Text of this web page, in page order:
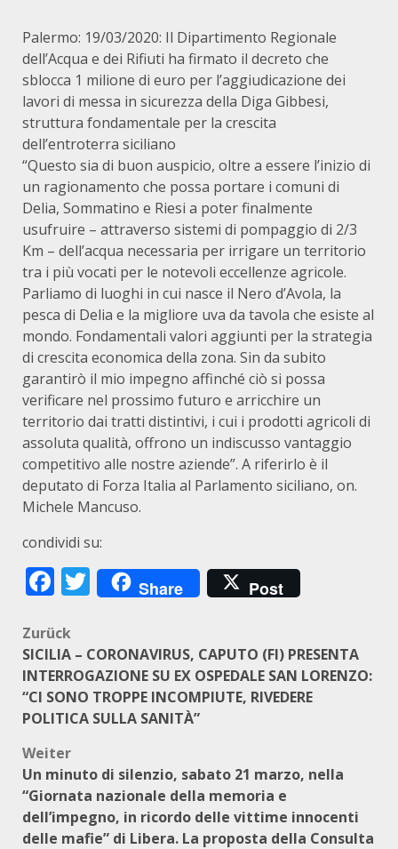
Palermo: 19/03/2020: Il Dipartimento Regionale
dell’Acqua e dei Rifiuti ha firmato il decreto che
sblocca 1 milione di euro per l’aggiudicazione dei
lavori di messa in sicurezza della Diga Gibbesi,
struttura fondamentale per la crescita
dell’entroterra siciliano
“Questo sia di buon auspicio, oltre a essere l’inizio di
un ragionamento che possa portare i comuni di
Delia, Sommatino e Riesi a poter finalmente
usufruire – attraverso sistemi di pompaggio di 2/3
Km – dell’acqua necessaria per irrigare un territorio
tra i più vocati per le notevoli eccellenze agricole.
Parliamo di luoghi in cui nasce il Nero d’Avola, la
pesca di Delia e la migliore uva da tavola che esiste al
mondo. Fondamentali valori aggiunti per la strategia
di crescita economica della zona. Sin da subito
garantirò il mio impegno affinché ciò si possa
verificare nel prossimo futuro e arricchire un
territorio dai tratti distintivi, i cui i prodotti agricoli di
assoluta qualità, offrono un indiscusso vantaggio
competitivo alle nostre aziende”. A riferirlo è il
deputato di Forza Italia al Parlamento siciliano, on.
Michele Mancuso.
condividi su:
Facebook
Twitter
Share Post
Beitragsnavigation
Zurück
SICILIA – CORONAVIRUS, CAPUTO (FI) PRESENTA
INTERROGAZIONE SU EX OSPEDALE SAN LORENZO:
“CI SONO TROPPE INCOMPIUTE, RIVEDERE
POLITICA SULLA SANITÀ”
Weiter
Un minuto di silenzio, sabato 21 marzo, nella
“Giornata nazionale della memoria e
dell’impegno, in ricordo delle vittime innocenti
delle mafie” di Libera. La proposta della Consulta